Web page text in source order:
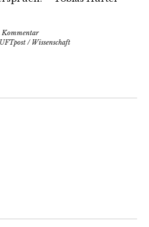
Kommentar
/ Wissenschaft